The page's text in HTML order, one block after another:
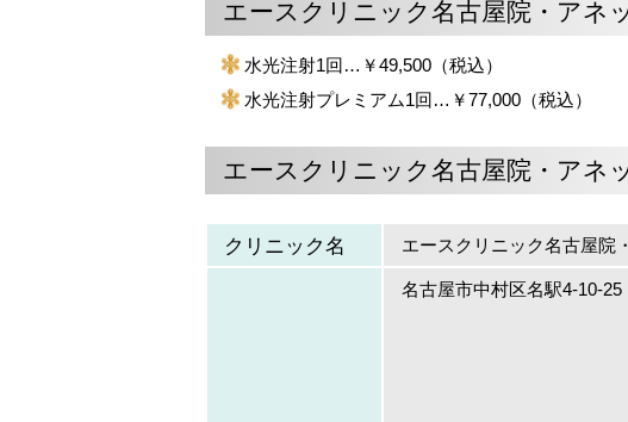
エースクリニック名古屋院・アネ
水光注射1回…￥49,500（税込）
水光注射プレミアム1回…￥77,000（税込）
エースクリニック名古屋院・アネ
クリニック名 エースクリニック名古屋院
名古屋市中村区名駅4-10-